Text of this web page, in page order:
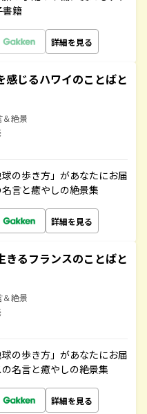
書籍
詳細を見る
感じるハワイのことばと
＆絶景
の歩き方」があなたにお届
言と癒やしの絶景集
詳細を見る
きるフランスのことばと
＆絶景
の歩き方」があなたにお届
名言と癒やしの絶景集
詳細を見る